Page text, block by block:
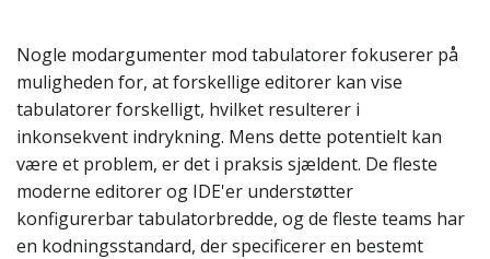
Nogle modargumenter mod tabulatorer fokuserer på
muligheden for, at forskellige editorer kan vise
tabulatorer forskelligt, hvilket resulterer i
inkonsekvent indrykning. Mens dette potentielt kan
være et problem, er det i praksis sjældent. De fleste
moderne editorer og IDE'er understøtter
konfigurerbar tabulatorbredde, og de fleste teams har
en kodningsstandard, der specificerer en bestemt